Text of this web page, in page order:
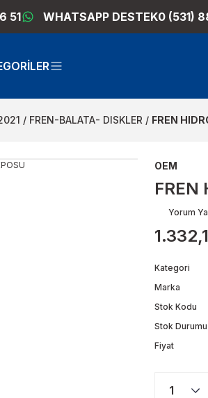
51 WHATSAPP DESTEK0 (531)
FREN-BALATA- DISKLER FREN
OEM
FREN
Yorum
Kategori
Marka
Stok Kodu
Stok Durumu
Fiyat